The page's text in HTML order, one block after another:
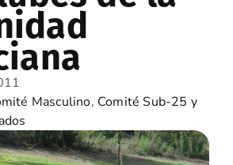
Masculino, Comité Sub-25 y